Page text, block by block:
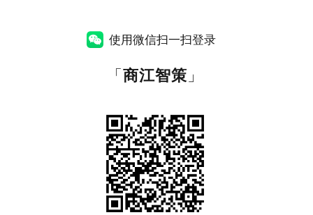
使用微信扫一扫登录
「商江智策 」